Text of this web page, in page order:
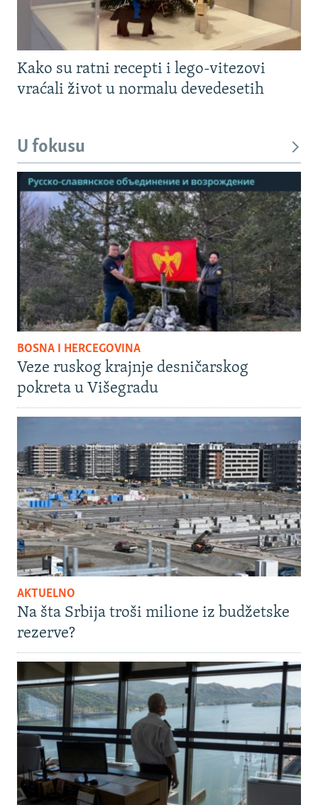
Kako su ratni recepti i lego-vitezovi
vraćali život u normalu devedesetih
U fokusu
BOSNA I HERCEGOVINA
Veze ruskog krajnje desničarskog
pokreta u Višegradu
AKTUELNO
Na šta Srbija troši milione iz budžetske
rezerve?